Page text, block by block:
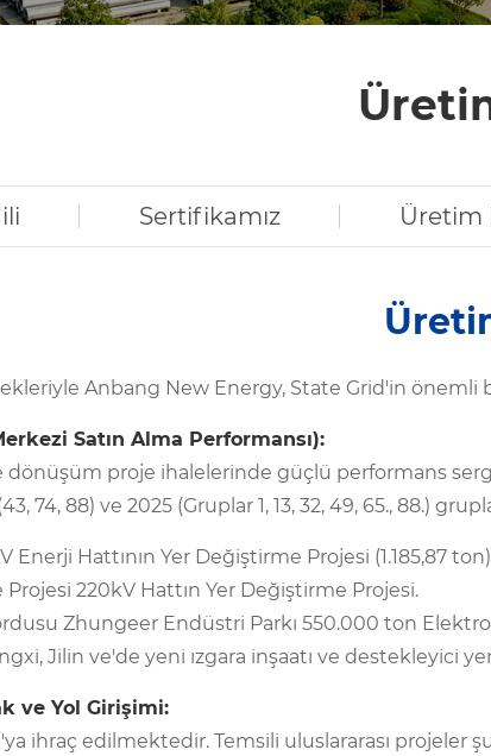
Sertifikamız Üretim
Anbang New Energy, State Grid'in önemli
Satın Alma Performansı):
proje ihalelerinde güçlü performans
74, 88) ve 2025 (Gruplar 1, 13, 32, 49, 65., 88.)
Hattının Yer Değiştirme Projesi (1.185,87
220kV Hattın Yer Değiştirme Projesi.
Zhungeer Endüstri Parkı 550.000 ton
Jilin ve'de yeni ızgara inşaatı ve destekleyici
ve Yol Girişimi:
ihraç edilmektedir. Temsili uluslararası projeler